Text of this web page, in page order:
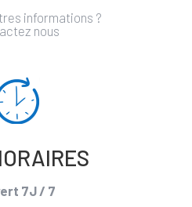
informations ?
nous
7J / 7